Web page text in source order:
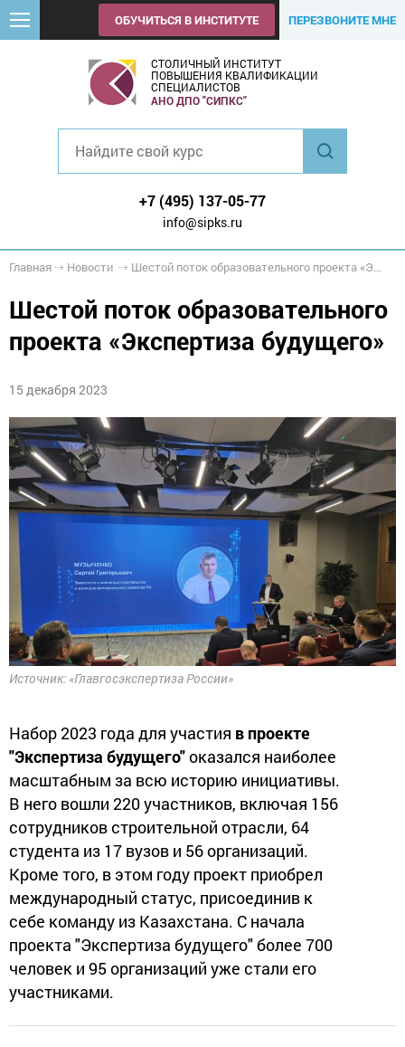
ОБУЧИТЬСЯ В ИНСТИТУТЕ ПЕРЕЗВОНИТЕ МНЕ
СТОЛИЧНЫЙ ИНСТИТУТ
ПОВЫШЕНИЯ КВАЛИФИКАЦИИ
СПЕЦИАЛИСТОВ
АНО ДПО "СИПКС"
+7 (495) 137-05-77
info@sipks.ru
Главная Новости Шестой поток образовательного проекта «Экспертиза будущего»
Шестой поток образовательного
проекта «Экспертиза будущего»
15 декабря 2023
Источник: «Главгосэкспертиза России»
Набор 2023 года для участия в проекте
"Экспертиза будущего"оказался наиболее
масштабным за всю историю инициативы.
В него вошли 220 участников, включая 156
сотрудников строительной отрасли, 64
студента из 17 вузов и 56 организаций.
Кроме того, в этом году проект приобрел
международный статус, присоединив к
себе команду из Казахстана. С начала
проекта "Экспертиза будущего" более 700
человек и 95 организаций уже стали его
участниками.